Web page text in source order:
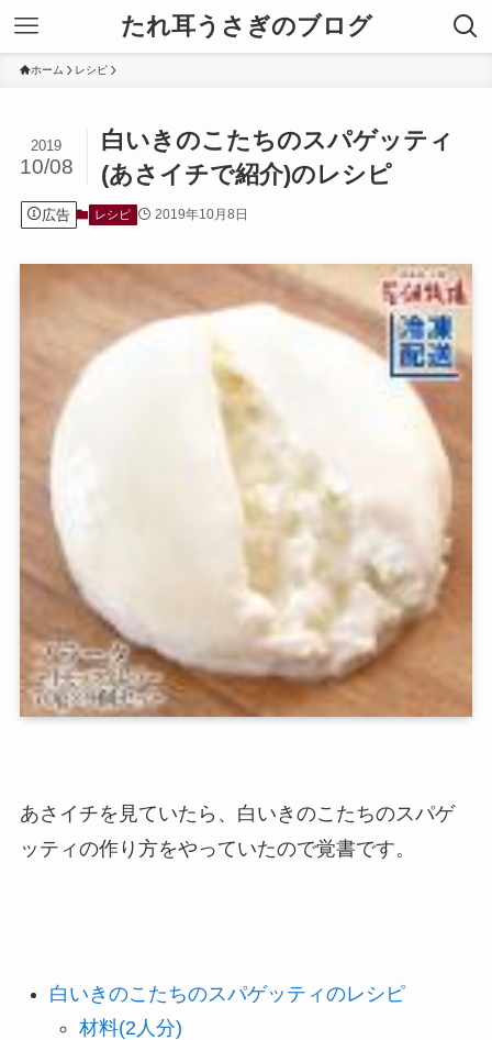
たれ耳うさぎのブログ
ホーム レシピ
白いきのこたちのスパゲッティ
(あさイチで紹介)のレシピ
2019
10/08
広告 レシピ 2019年10月8日
あさイチを見ていたら、白いきのこたちのスパゲ
ッティの作り方をやっていたので覚書です。
白いきのこたちのスパゲッティのレシピ
材料(2人分)